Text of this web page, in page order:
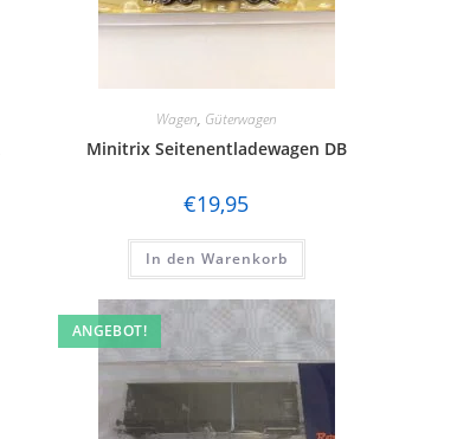
Wagen, Güterwagen
Minitrix Seitenentladewagen DB
€19,95
In den Warenkorb
ANGEBOT!